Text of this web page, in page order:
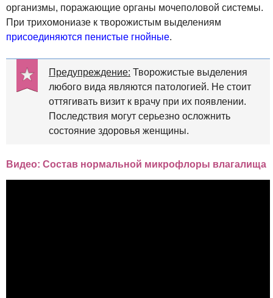
организмы, поражающие органы мочеполовой системы.
При трихомониазе к творожистым выделениям
присоединяются пенистые гнойные.
Предупреждение: Творожистые выделения
любого вида являются патологией. Не стоит
оттягивать визит к врачу при их появлении.
Последствия могут серьезно осложнить
состояние здоровья женщины.
Видео: Состав нормальной микрофлоры влагалища